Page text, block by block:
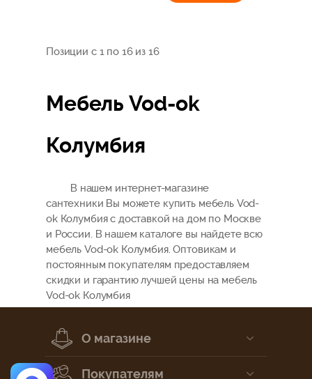
Позиции с 1 по 16 из 16
Мебель Vod-ok
Колумбия
В нашем интернет-магазине
сантехники Вы можете купить мебель Vod-
ok Колумбия с доставкой на дом по Москве
и России. В нашем каталоге вы найдете всю
мебель Vod-ok Колумбия. Оптовикам и
постоянным покупателям предоставляем
скидки и гарантию лучшей цены на мебель
Vod-ok Колумбия
О магазине
Покупателям